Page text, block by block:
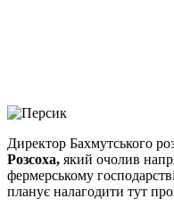
Link
Print
Директор Бахмутського
Розсоха, який очолив
фермерському
планує налагодити тут